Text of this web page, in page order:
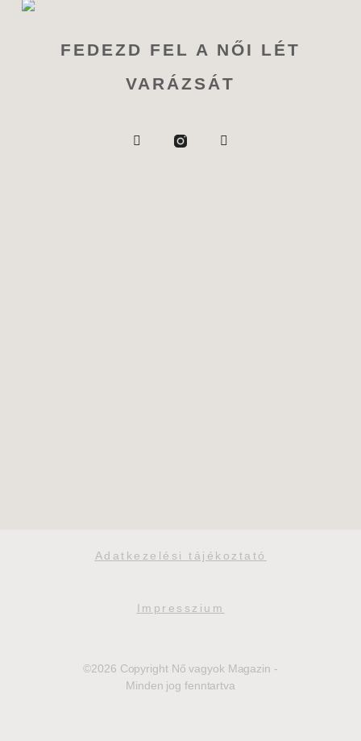
FEDEZD FEL A NŐI LÉT
VARÁZSÁT
Adatkezelési tájékoztató
Impresszium
©2026 Copyright Nő vagyok Magazin -
Minden jog fenntartva